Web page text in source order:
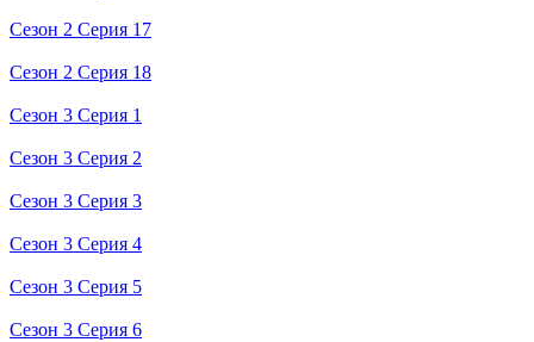
Сезон 2 Серия 17
Сезон 2 Серия 18
Сезон 3 Серия 1
Сезон 3 Серия 2
Сезон 3 Серия 3
Сезон 3 Серия 4
Сезон 3 Серия 5
Сезон 3 Серия 6